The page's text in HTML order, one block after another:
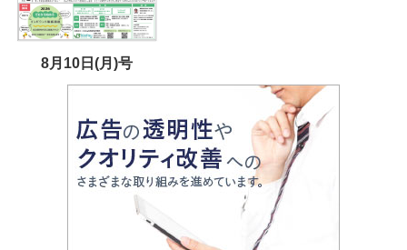
8月10日(月)号